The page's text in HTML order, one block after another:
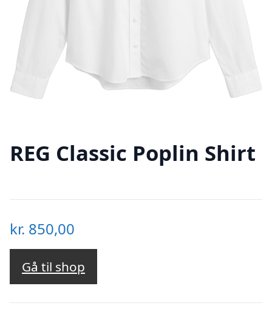
REG Classic Poplin Shirt
kr. 850,00
Gå til shop